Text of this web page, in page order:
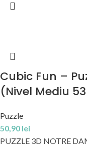
Cubic Fun –
(Nivel Mediu
Puzzle
50,90 lei
PUZZLE 3D NOTRE